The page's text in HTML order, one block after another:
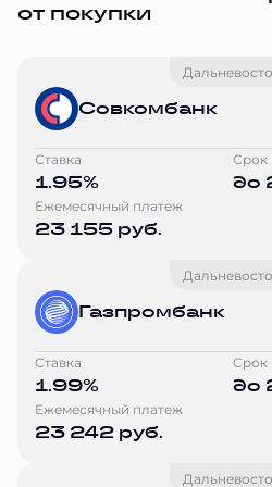
от покупки
Совкомбанк
Ставка
1.95%
Срок
до
Ежемесячный платеж
23 155 руб.
Газпромбанк
Ставка
1.99%
Срок
до
Ежемесячный платеж
23 242 руб.